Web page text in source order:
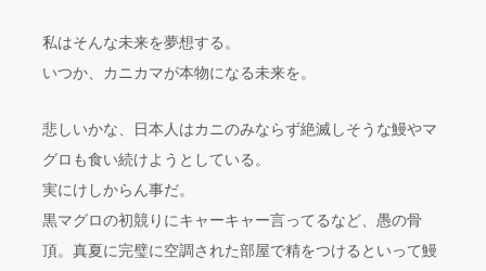
私はそんな未来を夢想する。
いつか、カニカマが本物になる未来を。
悲しいかな、日本人はカニのみならず絶滅しそうな鰻やマ
グロも食い続けようとしている。
実にけしからん事だ。
黒マグロの初競りにキャーキャー言ってるなど、愚の骨
頂。真夏に完璧に空調された部屋で精をつけるといって鰻